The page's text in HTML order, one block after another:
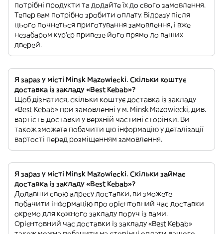
потрібні продукти та додайте їх до свого замовлення.
Тепер вам потрібно зробити оплату. Відразу після
цього почнеться приготування замовлення, і вже
незабаром кур'єр привезе його прямо до ваших
дверей.
Я зараз у місті Minsk Mazowiecki. Скільки коштує
доставка із закладу «Best Kebab»?
Щоб дізнатися, скільки коштує доставка із закладу
«Best Kebab» при замовленні у м. Minsk Mazowiecki, див.
вартість доставки у верхній частині сторінки. Ви
також зможете побачити цю інформацію у деталізації
вартості перед розміщенням замовлення.
Я зараз у місті Minsk Mazowiecki. Скільки займає
доставка із закладу «Best Kebab»?
Додавши свою адресу доставки, ви зможете
побачити інформацію про орієнтовний час доставки
окремо для кожного закладу поруч із вами.
Орієнтовний час доставки із закладу «Best Kebab»